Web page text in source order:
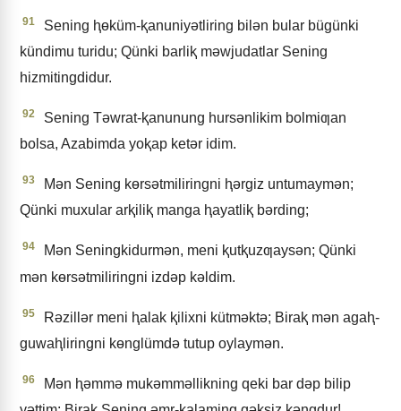
91
Sening ⱨɵküm-ⱪanuniyǝtliring bilǝn bular bügünki
kündimu turidu; Qünki barliⱪ mǝwjudatlar Sening
hizmitingdidur.
92
Sening Tǝwrat-ⱪanunung hursǝnlikim bolmiƣan
bolsa, Azabimda yoⱪap ketǝr idim.
93
Mǝn Sening kɵrsǝtmiliringni ⱨǝrgiz untumaymǝn;
Qünki muxular arⱪiliⱪ manga ⱨayatliⱪ bǝrding;
94
Mǝn Seningkidurmǝn, meni ⱪutⱪuzƣaysǝn; Qünki
mǝn kɵrsǝtmiliringni izdǝp kǝldim.
95
Rǝzillǝr meni ⱨalak ⱪilixni kütmǝktǝ; Biraⱪ mǝn agaⱨ-
guwaⱨliringni kɵnglümdǝ tutup oylaymǝn.
96
Mǝn ⱨǝmmǝ mukǝmmǝllikning qeki bar dǝp bilip